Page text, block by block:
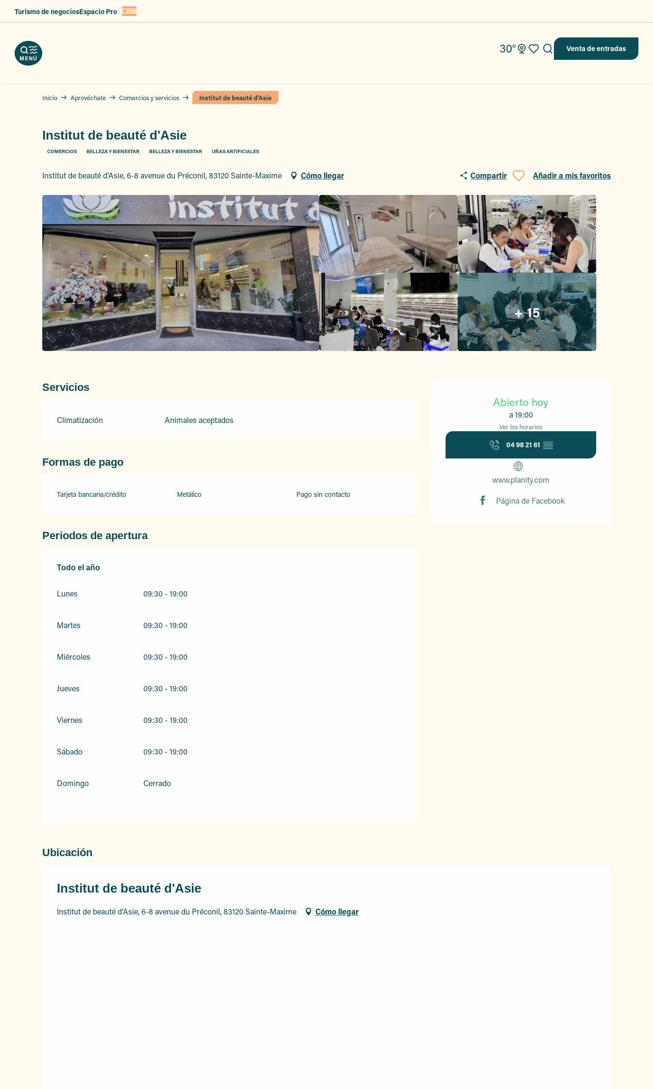
principal
30° Venta de entradas
Voir les favoris
Buscar
Turismo de negociosEspacio Pro
MENÚ
Inicio Aprovéchate Comercios y servicios Institut de beauté d'Asie
Institut de beauté d'Asie
COMERCIOS BELLEZA Y BIENESTAR BELLEZA Y BIENESTAR UÑAS ARTIFICIALES
Institut de beauté d'Asie, 6-8 avenue du Préconil, 83120 Sainte-Maxime Cómo llegar Compartir
Ajouter aux
Añadir a mis favoritos
+ 15
Abierto hoy
a 19:00
Ver los horarios
04 98 21 61 ▒▒
www.planity.com
Página de Facebook
Servicios
Climatización Animales aceptados
Formas de pago
Tarjeta bancaria/crédito Metálico Pago sin contacto
Periodos de apertura
Todo el año
Todo el año
Lunes 09:30 - 19:00
Martes 09:30 - 19:00
Miércoles 09:30 - 19:00
Jueves 09:30 - 19:00
Viernes 09:30 - 19:00
Sábado 09:30 - 19:00
Domingo Cerrado
Ubicación
Institut de beauté d'Asie
Institut de beauté d'Asie, 6-8 avenue du Préconil, 83120 Sainte-Maxime Cómo llegar